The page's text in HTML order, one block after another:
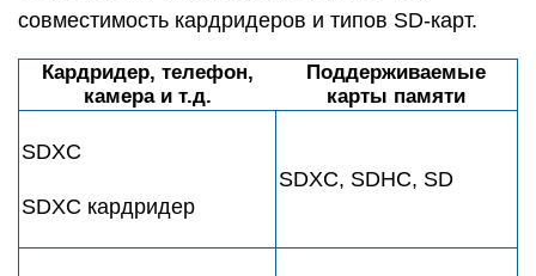
совместимость кардридеров и типов SD-карт.
Кардридер, телефон,
камера и т.д.
Поддерживаемые
карты памяти
SDXC
SDXC кардридер
SDXC, SDHC, SD